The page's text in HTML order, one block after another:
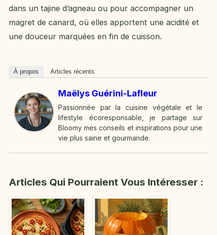
dans un tajine d’agneau ou pour accompagner un
magret de canard, où elles apportent une acidité et
une douceur marquées en fin de cuisson.
À propos Articles récents
Maëlys Guérini-Lafleur
Passionnée par la cuisine végétale et le
lifestyle écoresponsable, je partage sur
Bloomy mes conseils et inspirations pour une
vie plus saine et gourmande.
Articles Qui Pourraient Vous Intéresser :